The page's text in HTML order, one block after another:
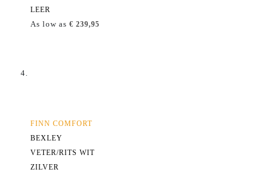
LEER
As low as € 239,95
FINN COMFORT
BEXLEY
VETER/RITS WIT
ZILVER